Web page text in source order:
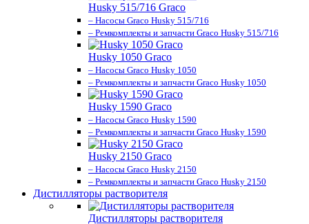
Husky 515/716 Graco
– Насосы Graco Husky 515/716
– Ремкомплекты и запчасти Graco Husky 515/716
Husky 1050 Graco
– Насосы Graco Husky 1050
– Ремкомплекты и запчасти Graco Husky 1050
Husky 1590 Graco
– Насосы Graco Husky 1590
– Ремкомплекты и запчасти Graco Husky 1590
Husky 2150 Graco
– Насосы Graco Husky 2150
– Ремкомплекты и запчасти Graco Husky 2150
Дистилляторы растворителя
Дистилляторы растворителя